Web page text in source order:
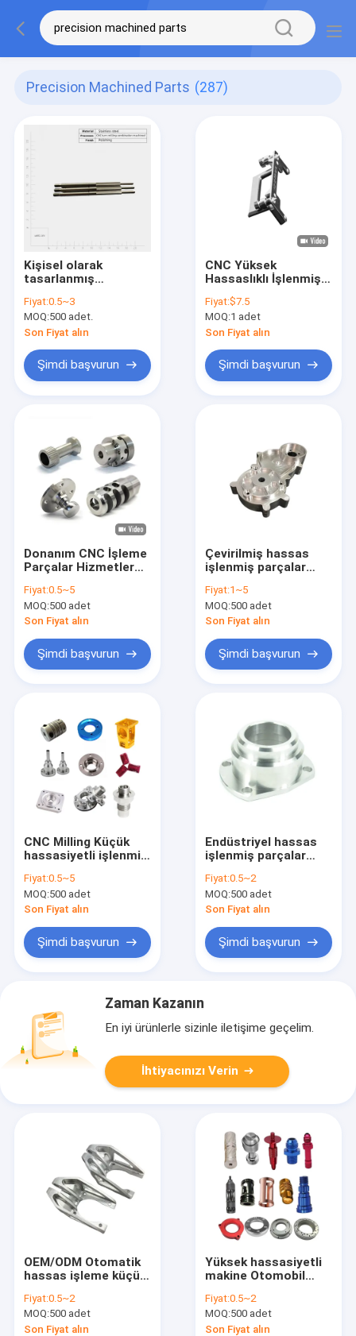
Precision Machined Parts (287)
Kişisel olarak
tasarlanmış
ocağı hassas
işlenmiş parçalar
yazıcı için hassas
bileşenler
Fiyat:0.5~3
MOQ:500 adet.
Son Fiyat alın
Şimdi başvurun
CNC Yüksek
Hassaslıklı İşlenmiş
100mm-800mm
Genişlik
Fiyat:$7.5
MOQ:1 adet
Son Fiyat alın
Şimdi başvurun
Donanım CNC İşleme
Parçalar Hizmetler
hassas işleme
Fiyat:0.5~5
MOQ:500 adet
Son Fiyat alın
Şimdi başvurun
Çevirilmiş hassas
işlenmiş parçalar
mekanik parçalar CE
Fiyat:1~5
MOQ:500 adet
Son Fiyat alın
Şimdi başvurun
CNC Milling Küçük
hassasiyetli işlenmiş
Nikel kaplama bitirme
Fiyat:0.5~5
MOQ:500 adet
Son Fiyat alın
Şimdi başvurun
Endüstriyel hassas
işlenmiş parçalar
alüminyum parçalar
özel
Fiyat:0.5~2
MOQ:500 adet
Son Fiyat alın
Şimdi başvurun
Zaman Kazanın
En iyi ürünlerle sizinle iletişime geçelim.
İhtiyacınızı Verin
OEM/ODM Otomatik
hassas işleme küçük
denetim
Fiyat:0.5~2
MOQ:500 adet
Son Fiyat alın
Yüksek hassasiyetli
makine Otomobil
CNC işlenmiş araba
parçaları
Fiyat:0.5~2
MOQ:500 adet
Son Fiyat alın